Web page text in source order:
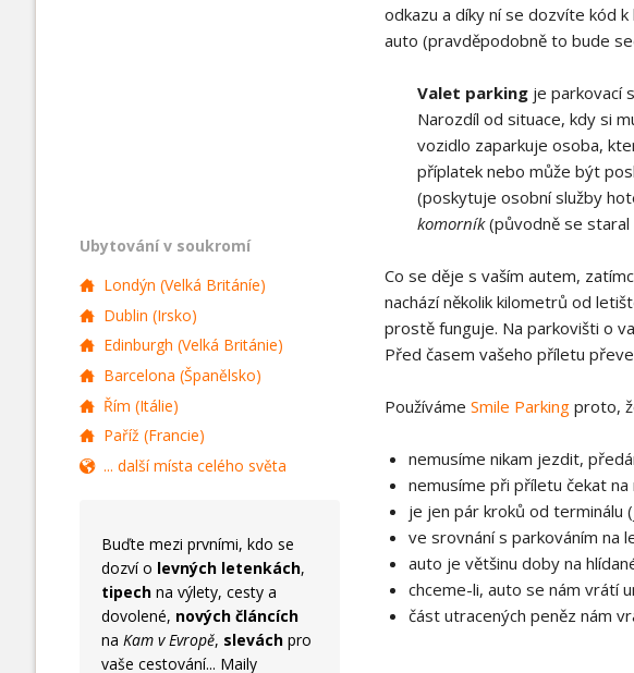
odkazu a díky ní se dozvíte kód
auto (pravděpodobně to bude
Valet parkingje parkovací
Narozdíl od situace, kdy si
vozidlo zaparkuje osoba,
příplatek nebo může být
(poskytuje osobní služby
komorník(původně se staral
Co se děje s vaším autem,
nachází několik kilometrů od
prostě funguje. Na parkovišti o
Před časem vašeho příletu
Používáme Smile Parkingproto,
nemusíme nikam jezdit,
nemusíme při příletu čekat
je jen pár kroků od terminálu
ve srovnání s parkováním na
auto je většinu doby na
chceme-li, auto se nám vrátí
část utracených peněz nám
Ubytování v soukromí
Londýn (Velká Británíe)
Dublin (Irsko)
Edinburgh (Velká Británie)
Barcelona (Španělsko)
Řím (Itálie)
Paříž (Francie)
... další místa celého světa
Buďte mezi prvními, kdo se
dozví o levných letenkách,
tipech na výlety, cesty a
dovolené, nových článcích
naKam v Evropě, slevách pro
vaše cestování... Maily